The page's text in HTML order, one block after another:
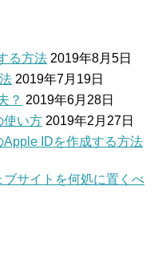
る方法 2019年8月5日
2019年7月19日
？ 2019年6月28日
使い方 2019年2月27日
IDを作成する方法
サイトを何処に置くべ